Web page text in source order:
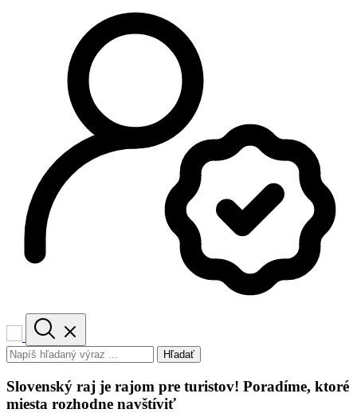
Hľadať
Slovenský raj je rajom pre turistov! Poradíme, ktoré
miesta rozhodne navštíviť